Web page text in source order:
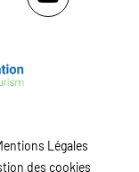
Légales
des cookies